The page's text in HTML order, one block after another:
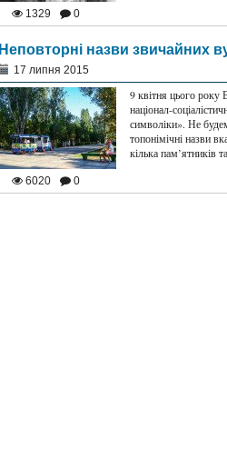
1329 0
Неповторні назви звичайних
17 липня 2015
9 квітня цього року
націонал-
символіки». Не
топонімічні назви
кілька пам’ятників
6020 0